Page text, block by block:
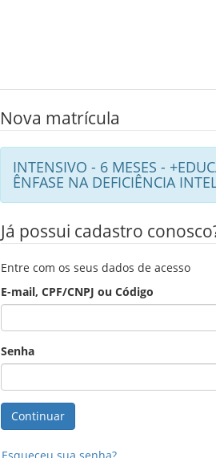
Nova matrícula
INTENSIVO - 6 MESES -
ÊNFASE NA DEFICIÊNCIA
Já possui cadastro
Entre com os seus dados de acesso
E-mail, CPF/CNPJ ou Código
Senha